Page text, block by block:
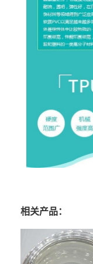
相关产品：